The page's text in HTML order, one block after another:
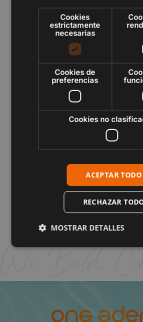
SERENITY JUNIO 2026 –
29 de junio de 2026
Sigue leyendo "
¿Cómo es realmente vivir
Mijas? Guía completa
Sigue leyendo "
Cookies
estrictamente
necesarias
Cookies de
preferencias
Cookies no
ACEPTAR TODO
RECHAZAR
MOSTRAR DETALLES